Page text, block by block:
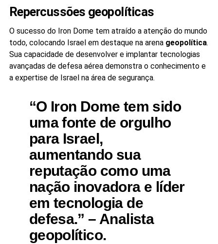
Repercussões geopolíticas
O sucesso do Iron Dome tem atraído a atenção do mundo
todo, colocando Israel em destaque na arena geopolítica.
Sua capacidade de desenvolver e implantar tecnologias
avançadas de defesa aérea demonstra o conhecimento e
a expertise de Israel na área de segurança.
“O Iron Dome tem sido
uma fonte de orgulho
para Israel,
aumentando sua
reputação como uma
nação inovadora e líder
em tecnologia de
defesa.” – Analista
geopolítico.